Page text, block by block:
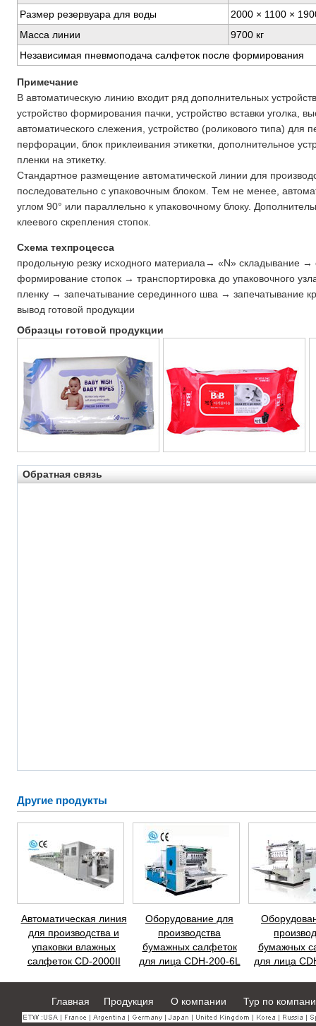
Размер резервуара для воды
2000 × 1100 ×
Масса линии
9700 кг
Независимая пневмоподача салфеток после формирования
Примечание
В автоматическую линию входит ряд дополнительных
устройство формирования пачки, устройство вставки уголка,
автоматического слежения, устройство (роликового типа) для
перфорации, блок приклеивания этикетки, дополнительное
пленки на этикетку.
Стандартное размещение автоматической линии для
последовательно с упаковочным блоком. Тем не менее,
углом 90° или параллельно к упаковочному блоку.
клеевого скрепления стопок.
Схема техпроцесса
продольную резку исходного материала→ «N» складывание
формирование стопок → транспортировка до упаковочного
пленку → запечатывание серединного шва → запечатывание
вывод готовой продукции
Образцы готовой продукции
Обратная связь
Другие продукты
Автоматическая линия
для производства и
упаковки влажных
салфеток CD-2000II
Оборудование для
производства
бумажных салфеток
для лица CDH-200-6L
бумажных
для лица
Главная Продукция О компании Тур по